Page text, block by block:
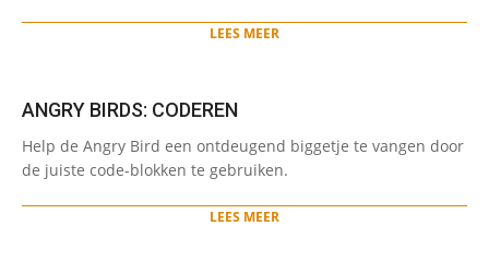
LEES MEER
ANGRY BIRDS: CODEREN
05-
27
Help de Angry Bird een ontdeugend biggetje te vangen door
de juiste code-blokken te gebruiken.
LEES MEER